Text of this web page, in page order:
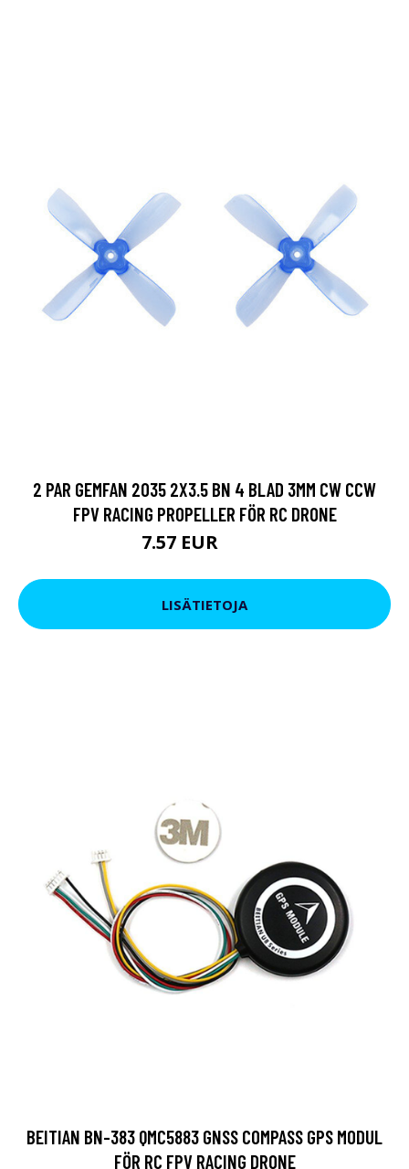
2 PAR GEMFAN 2035 2X3.5 BN 4 BLAD 3MM CW CCW
FPV RACING PROPELLER FÖR RC DRONE
7.57 EUR
LISÄTIETOJA
BEITIAN BN-383 QMC5883 GNSS COMPASS GPS MODUL
FÖR RC FPV RACING DRONE